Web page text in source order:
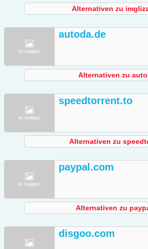
Alternativen zu
autoda.de
Alternativen zu
speedtorrent.to
Alternativen zu
paypal.com
Alternativen zu
disgoo.com